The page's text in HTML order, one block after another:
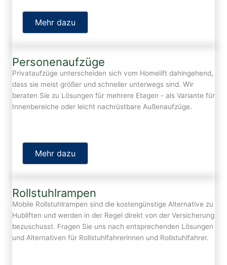
Mehr dazu
Personenaufzüge
Privataufzüge unterscheiden sich vom Homelift dahingehend,
dass sie meist größer und schneller unterwegs sind. Wir
beraten Sie zu Lösungen für mehrere Etagen - als Variante für
Innenbereiche oder leicht nachrüstbare Außenaufzüge.
Mehr dazu
Rollstuhlrampen
Mobile Rollstuhlrampen sind die kostengünstige Alternative zu
Hubliften und werden in der Regel direkt von der Versicherung
bezuschusst. Fragen Sie uns nach entsprechenden Lösungen
und Alternativen für Rollstuhlfahrerinnen und Rollstuhlfahrer.